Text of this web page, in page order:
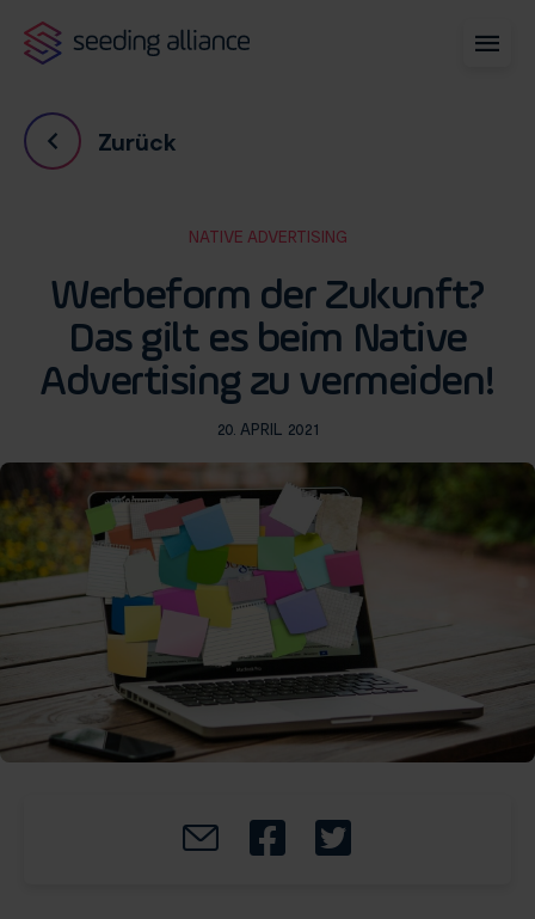
Zurück
NATIVE ADVERTISING
Werbeform der Zukunft?
Das gilt es beim Native
Advertising zu vermeiden!
20. APRIL 2021